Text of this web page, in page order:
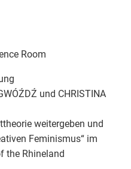
Room
und CHRISTINA
weitergeben und
Feminismus“ im
the Rhineland